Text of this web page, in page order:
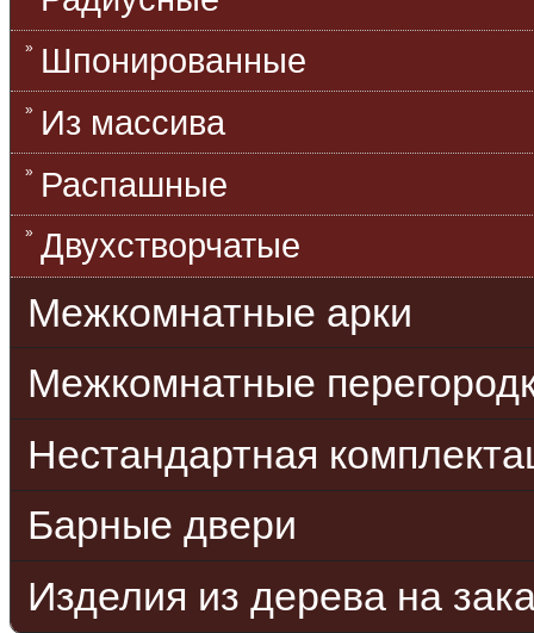
Шпонированные
Из массива
Распашные
Двухстворчатые
Межкомнатные арки
Межкомнатные
Нестандартная
Барные двери
Изделия из дерева на